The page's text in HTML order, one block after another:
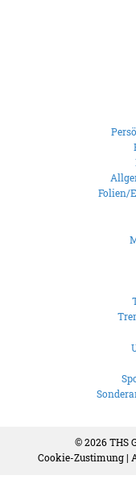
Folien/
© 2026THS
Cookie-Zustimung|